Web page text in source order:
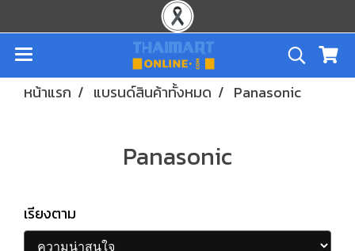
หน้าแรก แบรนด์สินค้าทั้งหมด Panasonic
Panasonic
เรียงตาม